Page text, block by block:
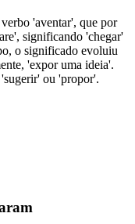
'aventar', que por
significando 'chegar'
o significado evoluiu
'expor uma ideia'.
ou 'propor'.